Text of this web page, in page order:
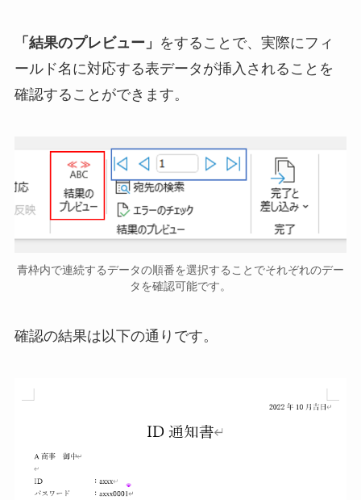
「結果のプレビュー」 をすることで、実際にフィ
ールド名に対応する表データが挿入されることを
確認することができます。
青枠内で連続するデータの順番を選択することでそれぞれのデー
タを確認可能です。
確認の結果は以下の通りです。